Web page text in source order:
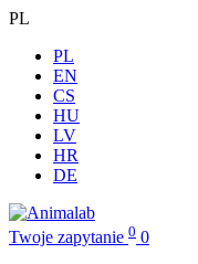
PL
PL
EN
CS
HU
LV
HR
DE
Twoje zapytanie 0 0